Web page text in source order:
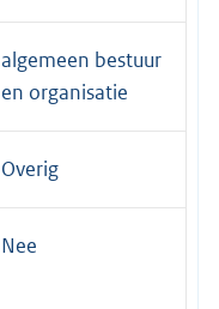
algemeen bestuur
en organisatie
Overig
Nee